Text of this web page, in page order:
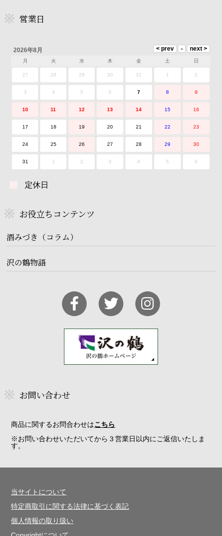
営業日
2026年8月
月 火 水 木 金 土 日
27 28 29 30 31 1 2
3 4 5 6 7 8 9
10 11 12 13 14 15 16
17 18 19 20 21 22 23
24 25 26 27 28 29 30
31 1 2 3 4 5 6
定休日
お役立ちコンテンツ
酒みづき（コラム）
沢の鶴物語
お問い合わせ
商品に関するお問合わせはこちら
※お問い合わせいただいてから３営業日以内にご返信いたしま
す。
当サイトについて
特定商取引に関する法律に基づく表記
個人情報の取り扱い